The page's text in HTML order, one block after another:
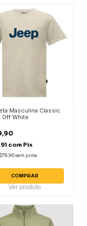
Masculina Classic
Off White
com Pix
sem juros
COMPRAR
Ver produto